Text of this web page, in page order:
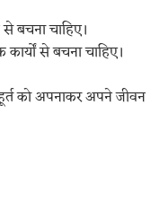
बचना चाहिए।
कार्यों से बचना चाहिए।
को अपनाकर अपने जीवन